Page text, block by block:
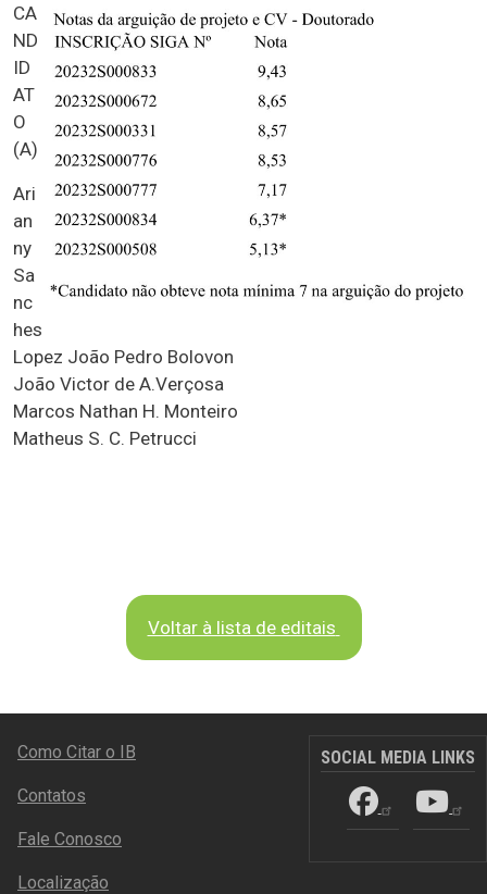
CA
ND
ID
AT
O
(A)
Ari
an
ny
Sa
nc
hes
Lopez João Pedro Bolovon
João Victor de A.Verçosa
Marcos Nathan H. Monteiro
Matheus S. C. Petrucci
Voltar à lista de editais
Como Citar o IB
Contatos
Fale Conosco
Localização
SOCIAL MEDIA LINKS